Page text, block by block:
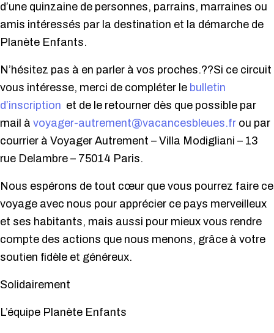
d’une quinzaine de personnes, parrains, marraines ou
amis intéressés par la destination et la démarche de
Planète Enfants.
N’hésitez pas à en parler à vos proches.??Si ce circuit
vous intéresse, merci de compléter le bulletin
d’inscription et de le retourner dès que possible par
mail à voyager-autrement@vacancesbleues.fr ou par
courrier à Voyager Autrement – Villa Modigliani – 13
rue Delambre – 75014 Paris.
Nous espérons de tout cœur que vous pourrez faire ce
voyage avec nous pour apprécier ce pays merveilleux
et ses habitants, mais aussi pour mieux vous rendre
compte des actions que nous menons, grâce à votre
soutien fidèle et généreux.
Solidairement
L’équipe Planète Enfants